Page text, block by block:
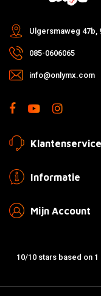
Ulgersmaweg 47b,
085-0606065
info@onlymx.com
Klantenservice
Informatie
Mijn Account
10/10 stars based on